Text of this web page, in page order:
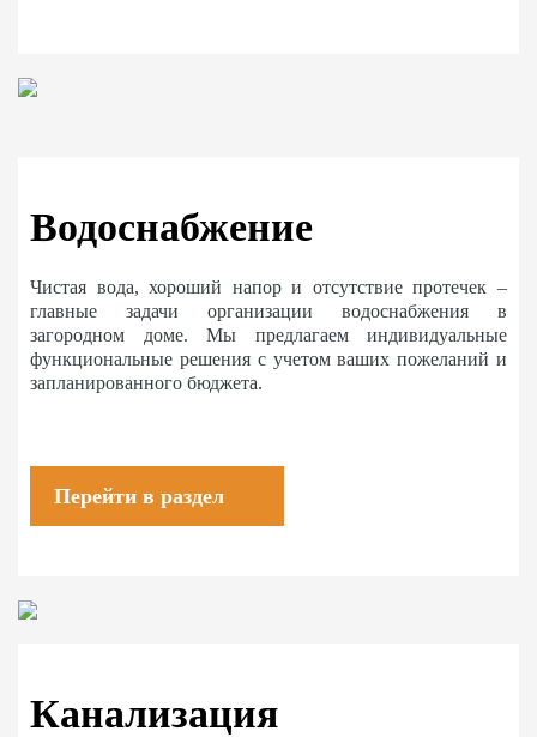
Водоснабжение
Чистая вода, хороший напор и отсутствие протечек –
главные задачи организации водоснабжения в
загородном доме. Мы предлагаем индивидуальные
функциональные решения с учетом ваших пожеланий и
запланированного бюджета.
Перейти в раздел
Канализация